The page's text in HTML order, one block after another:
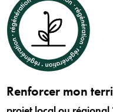
Renforcer mon